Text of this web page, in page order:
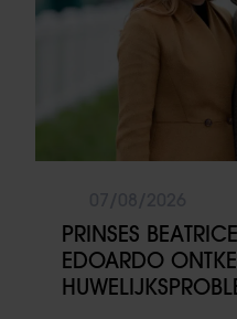
PRINSES
EDOARDO